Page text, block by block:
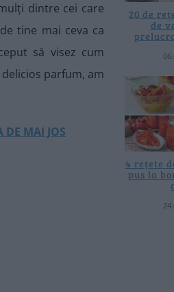
dintre cei care
tine mai ceva ca
să visez cum
parfum, am
DE MAI JOS
20 de
de
4 rețete
pus la